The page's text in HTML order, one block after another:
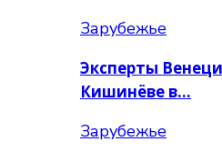
Зарубежье
Эксперты
Кишинёве в…
Зарубежье